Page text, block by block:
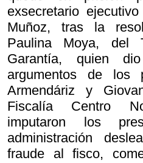
exsecretario
Muñoz, tras la
Paulina Moya, del
Garantía, quien
argumentos de los
Armendáriz y
Fiscalía Centro
imputaron los
administración
fraude al fisco,